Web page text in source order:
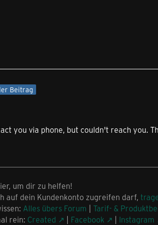
Beitrag
you via phone, but couldn't reach you.
um dir zu helfen!
auf dein Kundenkonto zugreifen darf,
Alles übers Forum | Tarif- &
rein: Created | Facebook | Instagram